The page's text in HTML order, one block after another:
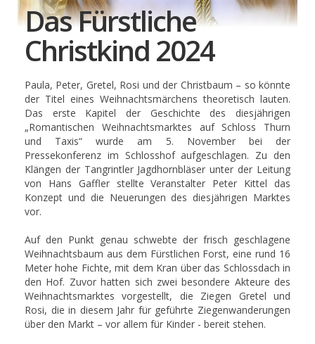
Das Fürstliche
Christkind 2024
Paula, Peter, Gretel, Rosi und der Christbaum – so könnte
der Titel eines Weihnachtsmärchens theoretisch lauten.
Das erste Kapitel der Geschichte des diesjährigen
„Romantischen Weihnachtsmarktes auf Schloss Thurn
und Taxis“ wurde am 5. November bei der
Pressekonferenz im Schlosshof aufgeschlagen. Zu den
Klängen der Tangrintler Jagdhornbläser unter der Leitung
von Hans Gaffler stellte Veranstalter Peter Kittel das
Konzept und die Neuerungen des diesjährigen Marktes
vor.
Auf den Punkt genau schwebte der frisch geschlagene
Weihnachtsbaum aus dem Fürstlichen Forst, eine rund 16
Meter hohe Fichte, mit dem Kran über das Schlossdach in
den Hof. Zuvor hatten sich zwei besondere Akteure des
Weihnachtsmarktes vorgestellt, die Ziegen Gretel und
Rosi, die in diesem Jahr für geführte Ziegenwanderungen
über den Markt – vor allem für Kinder - bereit stehen.